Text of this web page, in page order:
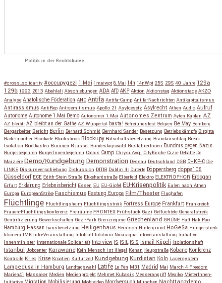
Politik in der Rechtskurve
#cross_solidarity #occupygezi 1.Mai 1maiwpt 8.Mai 14n 14nWpt 25S 29S 40 Jahre 129a
129b 1993 2013 Abahlali Abschiebungen ADA AfD AKP Aktion Aktionstag Aktionstage AKZO
Analyse Anatolische Föderation ANC Antifa Antifa-Camp Antifa-Nachrichten Antikapitalismus
Antirassismus AntiRep Antisemitismus Apollo 21 Asylgesetz Asylrecht Athen Audio Aufruf
Autonome Autonome 1.Mai Demo Autonomer 1.Mai Autonomes Zentrum Ayten Kaplan AZ
AZ bleibt! AZ bleibt an der Gathe AZ Wuppertal basta! Befreiungsfest Belgien Be May Bemberg
Bergarbeiter Bericht Berlin Bernard Schmid Bernhard Sander Besetzung Betriebskämpfe Birgitta
Radermacher Blockade Blockshock Blockupy Botschaftsbesetzung Brandanschlag Break
Isolation Briefkasten Brunnen Brüssel Bundestagswahl BusfahrerInnen Bündnis gegen Nazis
Bürgerbegehren BürgerInnenbegehren Calais Camp Chrysi Avgi CityKirche Cizre Debatte De
Maiziére Demo/Kundgebung Demonstration Dessau Deutschland DGB DHKP-C Die
LINKE Diskursverschiebung Diskussion DITIB Dublin III Duterte Döppersberg döpps105
Düsseldorf ECE Edith-Stein Straße Ekkehardstraße Elberfeld Elektro ELEKTROPHOR Erdogan
Erfurt Erklärung Erlebnisbericht Essen EU EU-Gipfel EU-Krisenpolitik Eulen nach Athen
Europa EuropeanStrike Faschismus Festung Europa Film/Theater Flughafen
Flüchtlinge Flüchtlingsheim Flüchtlingsstreik Fortress Europe Frankfurt Frankreich
Frauen-Flüchtlingskonferenz Freiräume FRONTEX Frühstück Gazi Geflüchtete Generalstreik
Gentrifizierung Gewerkschaften Gezi-Park Grenzregime Griechenland GRÜNE Haft Hak Pao
Hamburg Hassan hausbesetzung Heiligenhaus Heinisch Hintergrund HoGeSa Hungerstreik
Idomeni IMK Info-Veranstaltung Infoblatt Infobüro Nicaragua Infoveranstaltung Initiative
Innenminister internationale Solidarität Interview IS ISIL ISIS Ismail Küpeli Isolationshaft
Istanbul Jobcenter Karawane Kein Mensch ist illegal Kenan Keupstraße Kobane Konferenz
Kontrolle Krieg Krise Kroatien Kulturzeit Kundgebung Kurdistan Köln Lagersystem
Lampedusa in Hamburg Landtagswahl Latife Le Pen M31 Madrid Mai March 4 Freedom
Marien41 Massaker Medien Medienprojekt Mehmet Kubasik Messerangriff Mexiko MieterInnen-